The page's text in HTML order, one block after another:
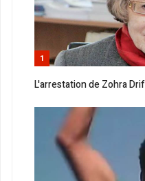
1
L'arrestation de Zohra